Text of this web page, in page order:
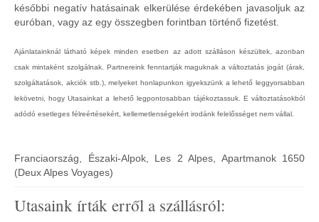
későbbi negatív hatásainak elkerülése érdekében javasoljuk az
euróban, vagy az egy összegben forintban történő fizetést.
Ajánlatainknál látható képek minden esetben az adott szálláson készültek, azonban
csak mintaként szolgálnak. Partnereink fenntartják maguknak a változtatás jogát (árak,
szolgáltatások, akciók stb.), melyeket honlapunkon igyekszünk a lehető leggyorsabban
lekövetni, hogy Utasainkat a lehető legpontosabban tájékoztassuk. E változtatásokból
adódó esetleges félreértésekért, kellemetlenségekért irodánk felelősséget nem vállal.
Franciaország, Északi-Alpok, Les 2 Alpes, Apartmanok 1650
(Deux Alpes Voyages)
Utasaink írták erről a szállásról: